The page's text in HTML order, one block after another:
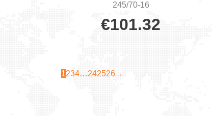
245/70-16
€101.32
1234…242526→